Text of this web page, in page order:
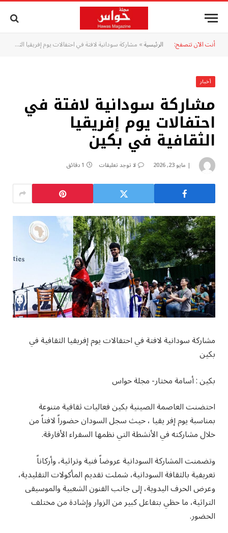
أنت الآن تتصفح: الرئيسية» مشاركة سودانية لافتة في احتفالات يوم إفريقيا الثقافية في بكين
أخبار
مشاركة سودانية لافتة في
احتفالات يوم إفريقيا
الثقافية في بكين
مايو 23, 2026 لا توجد تعليقات 1 دقائق
مشاركة سودانية لافتة في احتفالات يوم إفريقيا الثقافية في
بكين
بكين : أسامة مختار- مجلة حواس
احتضنت العاصمة الصينية بكين فعاليات ثقافية متنوعة
بمناسبة يوم إفر يقيا ، حيث سجل السودان حضوراً لافتاً من
خلال مشاركته في الأنشطة التي نظمها السفراء الأفارقة.
وتضمنت المشاركة السودانية عروضاً فنية وتراثية، وأركاناً
تعريفية بالثقافة السودانية، شملت تقديم المأكولات التقليدية،
وعرض الحرف اليدوية، إلى جانب الفنون الشعبية والموسيقى
التراثية، ما حظي بتفاعل كبير من الزوار وإشادة من مختلف
الحضور.